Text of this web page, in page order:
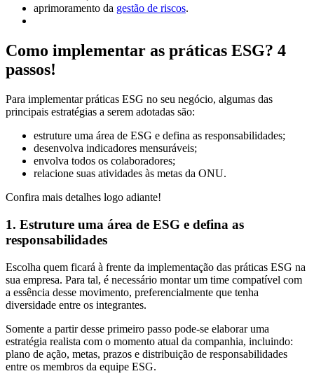
aprimoramento da gestão de riscos.
Como implementar as práticas ESG? 4
passos!
Para implementar práticas ESG no seu negócio, algumas das
principais estratégias a serem adotadas são:
estruture uma área de ESG e defina as responsabilidades;
desenvolva indicadores mensuráveis;
envolva todos os colaboradores;
relacione suas atividades às metas da ONU.
Confira mais detalhes logo adiante!
1. Estruture uma área de ESG e defina as
responsabilidades
Escolha quem ficará à frente da implementação das práticas ESG na
sua empresa. Para tal, é necessário montar um time compatível com
a essência desse movimento, preferencialmente que tenha
diversidade entre os integrantes.
Somente a partir desse primeiro passo pode-se elaborar uma
estratégia realista com o momento atual da companhia, incluindo:
plano de ação, metas, prazos e distribuição de responsabilidades
entre os membros da equipe ESG.